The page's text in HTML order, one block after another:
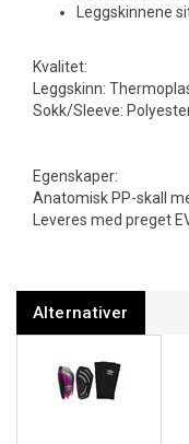
Leggskinnene
Kvalitet:
Leggskinn:
Sokk/Sleeve:
Egenskaper:
Anatomisk PP-skall
Leveres med preget
Alternativer